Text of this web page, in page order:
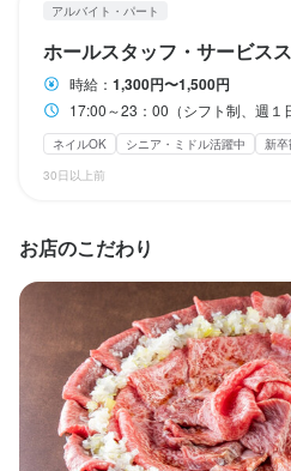
アルバイト・パート
ホールスタッフ・サービス
時給： 1,300円〜1,500円
17:00～23：00（シフト制、週１
ネイルOK シニア・ミドル活躍中
新卒
30日以上前
お店のこだわり
待遇
・契約期間の定めなし
・社会保険完備（厚生年金、雇用
・受動喫煙防止措置：屋内原則禁
・独立支援制度あり
特徴
学歴不問 未経験者歓迎 独立希望者歓迎
Uターン・Iターン歓迎
フリーター歓迎 シ
ブランクOK
オープニングスタッフ募集
応募者全員と面接
面接1回
シニア・ミドル活躍中
駅チカ(徒歩5分以内)
採用予定10名以上 応
仕事内容
当店のホールスタッフ・サービス
ルモン、居酒屋ならではの活気ある
をお迎えし、心地よい時間を提供
ピーク時には1時間あたり10〜19
が、スタッフ同士で協力し合いな
担が偏ることはありません。お客
とに役割分担を行っていますので
組めます。